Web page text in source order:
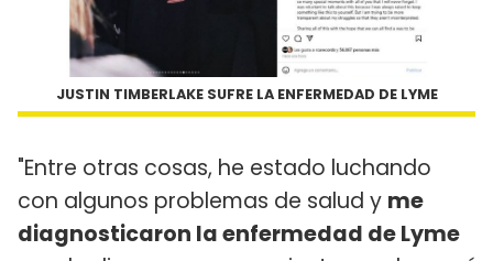
JUSTIN TIMBERLAKE SUFRE LA ENFERMEDAD DE LYME
"Entre otras cosas, he estado luchando
con algunos problemas de salud y me
diagnosticaron la enfermedad de Lyme